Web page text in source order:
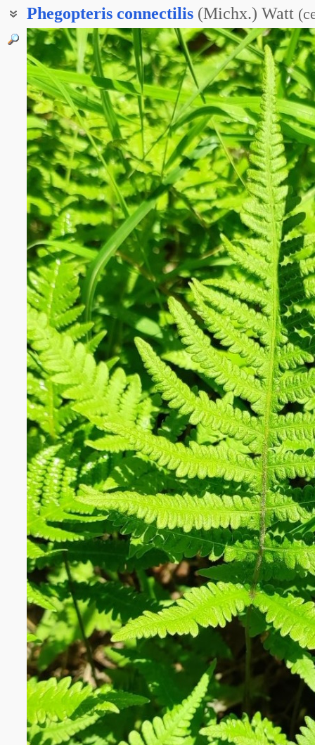
Phegopteris connectilis (Michx.) Watt (
Буковник связывающий
Телиптерис буковый
Фегоптерис буковый
Фегоптерис многоножковый
Фегоптерис связывающий
Щитовник буковый